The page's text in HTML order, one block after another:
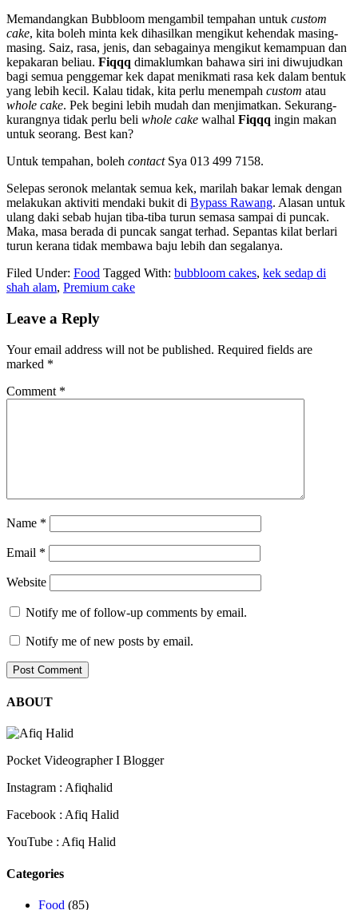
Memandangkan Bubbloom mengambil tempahan untuk custom
cake, kita boleh minta kek dihasilkan mengikut kehendak masing-
masing. Saiz, rasa, jenis, dan sebagainya mengikut kemampuan dan
kepakaran beliau. Fiqqq dimaklumkan bahawa siri ini diwujudkan
bagi semua penggemar kek dapat menikmati rasa kek dalam bentuk
yang lebih kecil. Kalau tidak, kita perlu menempah custom atau
whole cake. Pek begini lebih mudah dan menjimatkan. Sekurang-
kurangnya tidak perlu beli whole cake walhal Fiqqq ingin makan
untuk seorang. Best kan?
Untuk tempahan, boleh contact Sya 013 499 7158.
Selepas seronok melantak semua kek, marilah bakar lemak dengan
melakukan aktiviti mendaki bukit di Bypass Rawang. Alasan untuk
ulang daki sebab hujan tiba-tiba turun semasa sampai di puncak.
Maka, masa berada di puncak sangat terhad. Sepantas kilat berlari
turun kerana tidak membawa baju lebih dan segalanya.
Filed Under: Food Tagged With: bubbloom cakes, kek sedap di
shah alam, Premium cake
Leave a Reply
Your email address will not be published. Required fields are
marked *
Comment *
Name *
Email *
Website
Notify me of follow-up comments by email.
Notify me of new posts by email.
ABOUT
Pocket Videographer I Blogger
Instagram : Afiqhalid
Facebook : Afiq Halid
YouTube : Afiq Halid
Categories
Food (85)